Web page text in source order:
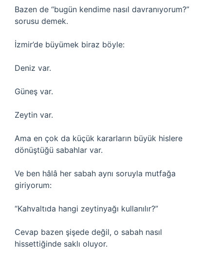
Bazen de “bugün kendime nasıl davranıyorum?”
sorusu demek.
İzmir’de büyümek biraz böyle:
Deniz var.
Güneş var.
Zeytin var.
Ama en çok da küçük kararların büyük hislere
dönüştüğü sabahlar var.
Ve ben hâlâ her sabah aynı soruyla mutfağa
giriyorum:
“Kahvaltıda hangi zeytinyağı kullanılır?”
Cevap bazen şişede değil, o sabah nasıl
hissettiğinde saklı oluyor.